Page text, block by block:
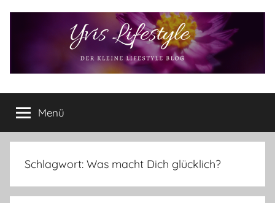
Yvis
Lifestyle
Lifestyle
Blog
–
Lifestyle,
Produkttests
Menü
Schlagwort: Was macht Dich glücklich?